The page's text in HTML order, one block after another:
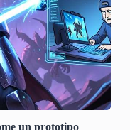
un prototipo